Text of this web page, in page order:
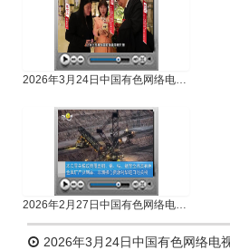
2026年3月24日中国有色网络电